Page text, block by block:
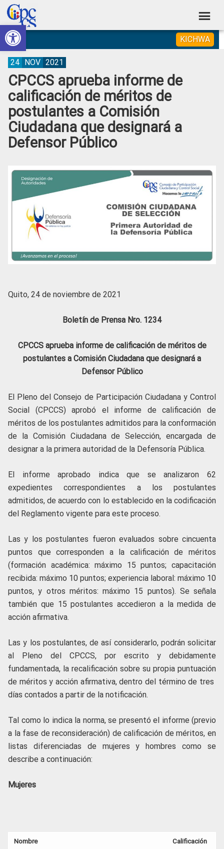
Abrir barra de herramientas
Skip
to
primary
navigation
Skip
to
main
content
Skip
to
primary
sidebar
Skip
to
footer
Consejo
de
Participación
Ciudadana
Control
Social
Construyendo
Poder
Ciudadano
KICHWA
CPCCS aprueba informe de
calificación de méritos de
postulantes a Comisión
Ciudadana que designará a
Defensor Público
24 NOV 2021
Quito, 24 de noviembre de 2021
Boletín de Prensa Nro. 1234
CPCCS aprueba informe de calificación de méritos de
postulantes a Comisión Ciudadana que designará a
Defensor Público
El Pleno del Consejo de Participación Ciudadana y Control
Social (CPCCS) aprobó el informe de calificación de
méritos de los postulantes admitidos para la conformación
de la Comisión Ciudadana de Selección, encargada de
designar a la primera autoridad de la Defensoría Pública.
El informe aprobado indica que se analizaron 62
expedientes correspondientes a los postulantes
admitidos, de acuerdo con lo establecido en la codificación
del Reglamento vigente para este proceso.
Las y los postulantes fueron evaluados sobre cincuenta
puntos que corresponden a la calificación de méritos
(formación académica: máximo 15 puntos; capacitación
recibida: máximo 10 puntos; experiencia laboral: máximo 10
puntos, y otros méritos: máximo 15 puntos). Se señala
también que 15 postulantes accedieron a la medida de
acción afirmativa.
Las y los postulantes, de así considerarlo, podrán solicitar
al Pleno del CPCCS, por escrito y debidamente
fundamentada, la recalificación sobre su propia puntuación
de méritos y acción afirmativa, dentro del término de tres
días contados a partir de la notificación.
Tal como lo indica la norma, se presentó el informe (previo
a la fase de reconsideración) de calificación de méritos, en
listas diferenciadas de mujeres y hombres como se
describe a continuación:
Mujeres
Nombre Calificación